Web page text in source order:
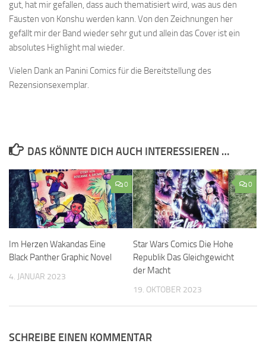
gut, hat mir gefallen, dass auch thematisiert wird, was aus den
Fäusten von Konshu werden kann. Von den Zeichnungen her
gefällt mir der Band wieder sehr gut und allein das Cover ist ein
absolutes Highlight mal wieder.
Vielen Dank an Panini Comics für die Bereitstellung des
Rezensionsexemplar.
DAS KÖNNTE DICH AUCH INTERESSIEREN …
0
Im Herzen Wakandas Eine
Black Panther Graphic Novel
4. JANUAR 2023
0
Star Wars Comics Die Hohe
Republik Das Gleichgewicht
der Macht
19. OKTOBER 2023
SCHREIBE EINEN KOMMENTAR